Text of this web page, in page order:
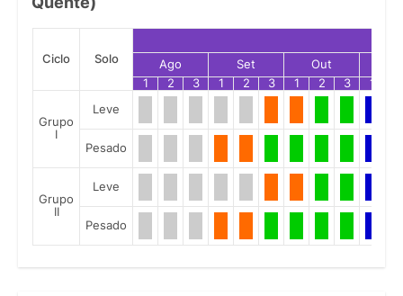
Ciclo Solo Ago Set Out
1
2 3 1 2 3 1 2 3 1
Grupo
I
Leve
Pesado
Grupo
II
Leve
Pesado